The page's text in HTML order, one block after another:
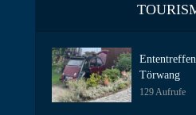
Törwang
129 Aufrufe